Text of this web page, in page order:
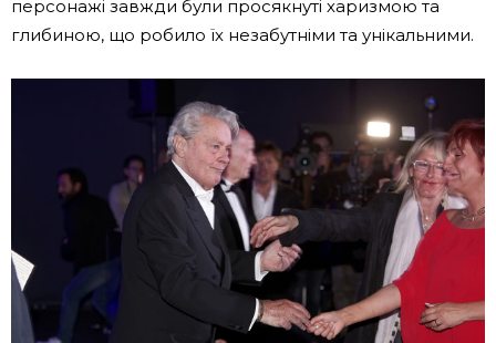
персонажі завжди були просякнуті харизмою та
глибиною, що робило їх незабутніми та унікальними.